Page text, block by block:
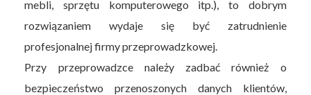
mebli, sprzętu komputerowego itp.), to dobrym
rozwiązaniem wydaje się być zatrudnienie
profesjonalnej firmy przeprowadzkowej.
Przy przeprowadzce należy zadbać również o
bezpieczeństwo przenoszonych danych klientów,